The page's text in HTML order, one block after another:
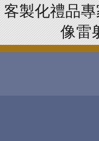
客製化禮品
像雷